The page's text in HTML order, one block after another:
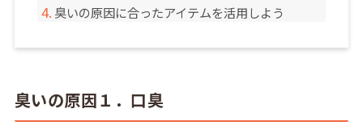
臭いの原因に合ったアイテムを活用しよう
臭いの原因１．口臭